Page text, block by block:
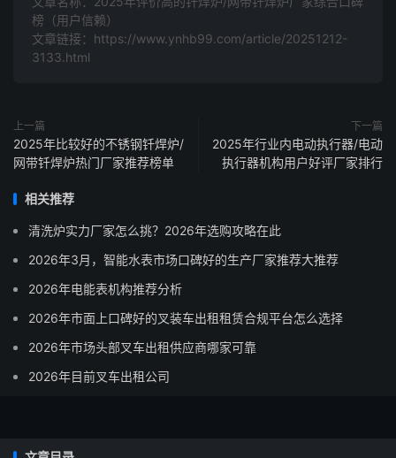
榜（用户信赖）
文章链接：https://www.ynhb99.com/article/20251212-
3133.html
上一篇
2025年比较好的不锈钢钎焊炉/
网带钎焊炉热门厂家推荐榜单
下一篇
2025年行业内电动执行器/电动
执行器机构用户好评厂家排行
相关推荐
清洗炉实力厂家怎么挑？2026年选购攻略在此
2026年3月，智能水表市场口碑好的生产厂家推荐大推荐
2026年电能表机构推荐分析
2026年市面上口碑好的叉装车出租租赁合规平台怎么选择
2026年市场头部叉车出租供应商哪家可靠
2026年目前叉车出租公司